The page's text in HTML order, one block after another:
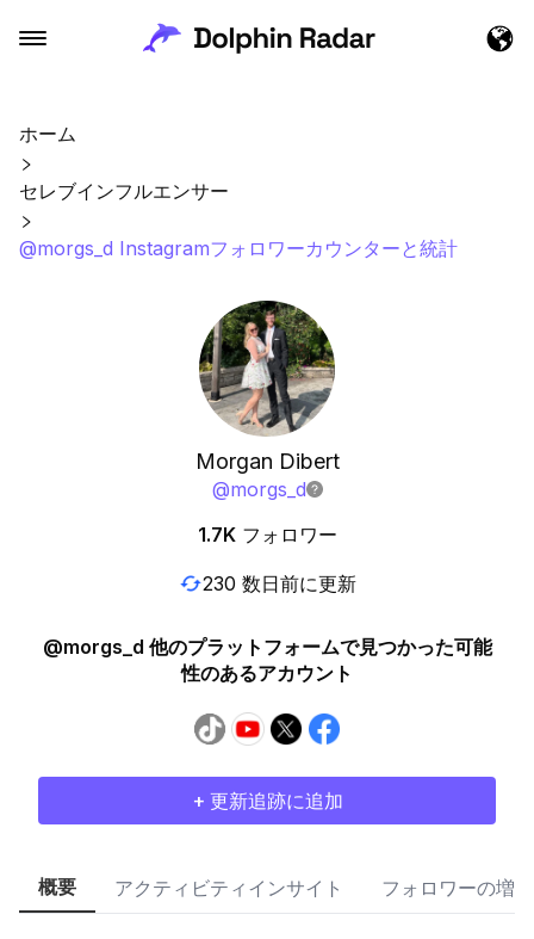
ホーム
セレブインフルエンサー
@morgs_d Instagramフォロワーカウンターと統計
Morgan Dibert
@morgs_d
1.7K フォロワー
230 数日前に更新
@morgs_d 他のプラットフォームで見つかった可能
性のあるアカウント
+ 更新追跡に追加
概要 アクティビティインサイト フォロワーの増加